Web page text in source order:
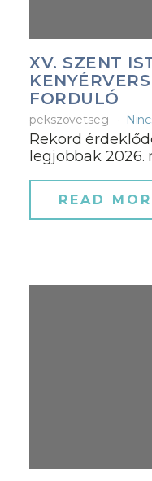
XV. SZENT
FORDULÓ
pekszovetseg
Rekord
legjobbak 2026.
READ